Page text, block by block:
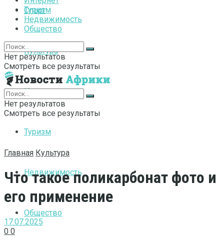
Спорт
Культура
Интернет
Туризм
Недвижимость
Общество
Туризм
Недвижимость
Общество
Нет результатов
Смотреть все результаты
Нет результатов
Смотреть все результаты
Главная Культура
Что такое поликарбонат фото и
его применение
17.07.2025
0 0